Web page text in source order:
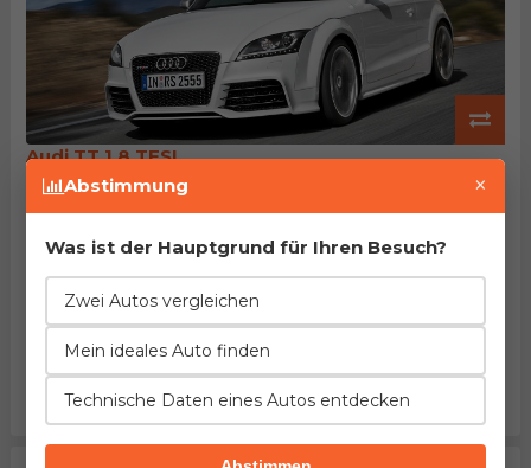
Audi TT 1.8 TFSI
Herstellung von 2010. bis 2015.
EuroNCAP: ~70% des Passagierschutzes
4% 8% 25%
Länge
Leergewicht
kleiner größer höher
Abstimmung ×
Was ist der Hauptgrund für Ihren Besuch?
Zwei Autos vergleichen
Mein ideales Auto finden
Technische Daten eines Autos entdecken